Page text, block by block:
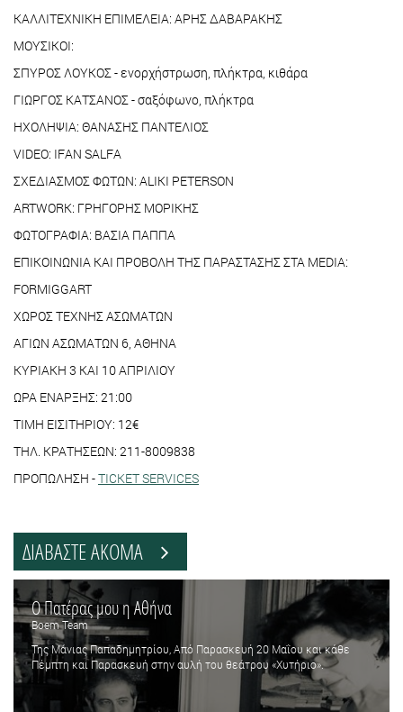
ΚΑΛΛΙΤΕΧΝΙΚΗ ΕΠΙΜΕΛΕΙΑ: ΑΡΗΣ ΔΑΒΑΡΑΚΗΣ
MΟΥΣΙΚΟΙ:
ΣΠΥΡΟΣ ΛΟΥΚΟΣ - ενορχήστρωση, πλήκτρα, κιθάρα
ΓΙΩΡΓΟΣ ΚΑΤΣΑΝΟΣ - σαξόφωνο, πλήκτρα
ΗΧΟΛΗΨΙΑ: ΘΑΝΑΣΗΣ ΠΑΝΤΕΛΙΟΣ
VIDEO: IFAN SALFA
ΣΧΕΔΙΑΣΜΟΣ ΦΩΤΩΝ: ALIKI PETERSON
ARTWORK: ΓΡΗΓΟΡΗΣ ΜΟΡΙΚΗΣ
ΦΩΤΟΓΡΑΦΙΑ: ΒΑΣΙΑ ΠΑΠΠΑ
ΕΠΙΚΟΙΝΩΝΙΑ ΚΑΙ ΠΡΟΒΟΛΗ ΤΗΣ ΠΑΡΑΣΤΑΣΗΣ ΣΤΑ MEDIA:
FORMIGGART
ΧΩΡΟΣ ΤΕΧΝΗΣ ΑΣΩΜΑΤΩΝ
ΑΓΙΩΝ ΑΣΩΜΑΤΩΝ 6, ΑΘΗΝΑ
ΚΥΡΙΑΚΗ 3 ΚΑΙ 10 ΑΠΡΙΛΙΟΥ
ΩΡΑ ΕΝΑΡΞΗΣ: 21:00
ΤΙΜΗ ΕΙΣΙΤΗΡΙΟΥ: 12€
ΤΗΛ. ΚΡΑΤΗΣΕΩΝ: 211-8009838
ΠΡΟΠΩΛΗΣΗ -TICKET SERVICES
ΔΙΑΒΑΣΤΕ ΑΚΟΜΑ
Ο Πατέρας μου η Αθήνα
Boem Team
Της Μάνιας Παπαδημητρίου, Από Παρασκευή 20 Μαΐου και κάθε
Πέμπτη και Παρασκευή στην αυλή του θεάτρου «Χυτήριο».